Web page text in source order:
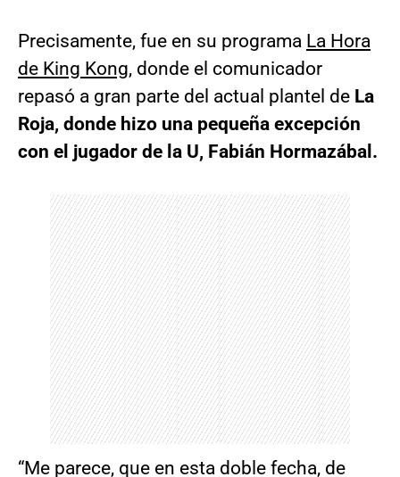
Precisamente, fue en su programa La Hora
de King Kong, donde el comunicador
repasó a gran parte del actual plantel de La
Roja, donde hizo una pequeña excepción
con el jugador de la U, Fabián Hormazábal.
“Me parece, que en esta doble fecha, de